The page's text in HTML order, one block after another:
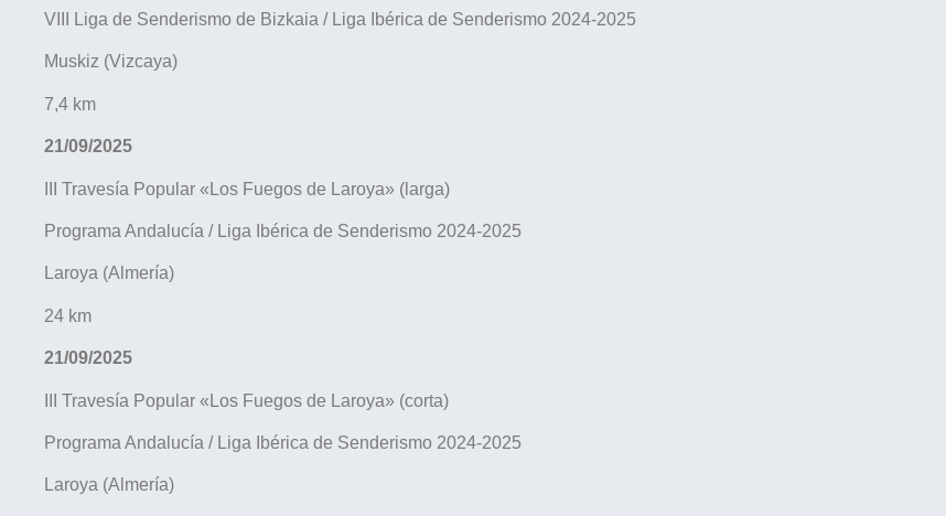
VIII Liga de Senderismo de Bizkaia / Liga Ibérica de Senderismo 2024-2025
Muskiz (Vizcaya)
7,4 km
21/09/2025
III Travesía Popular «Los Fuegos de Laroya» (larga)
Programa Andalucía / Liga Ibérica de Senderismo 2024-2025
Laroya (Almería)
24 km
21/09/2025
III Travesía Popular «Los Fuegos de Laroya» (corta)
Programa Andalucía / Liga Ibérica de Senderismo 2024-2025
Laroya (Almería)